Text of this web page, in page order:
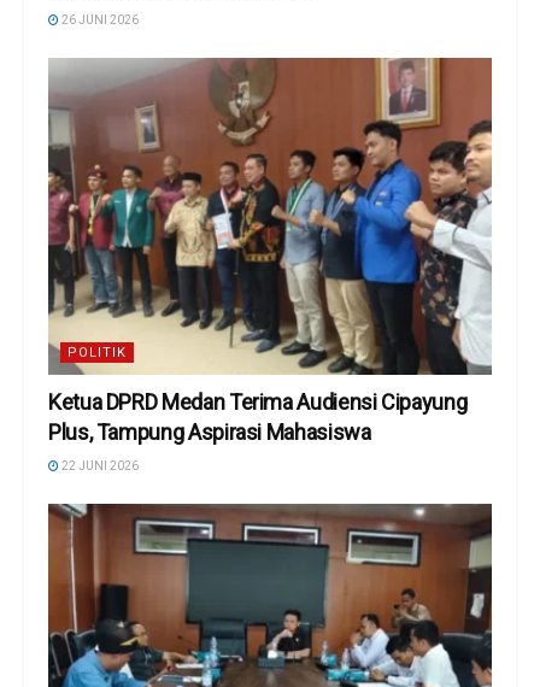
26 JUNI 2026
POLITIK
Ketua DPRD Medan Terima Audiensi Cipayung
Plus, Tampung Aspirasi Mahasiswa
22 JUNI 2026